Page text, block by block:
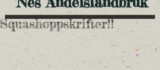
Squashoppskrifter!!